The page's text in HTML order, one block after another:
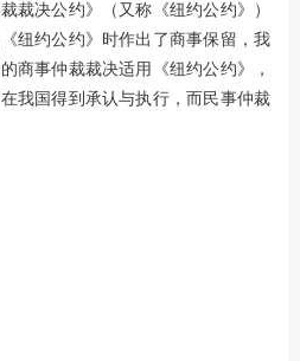
裁决公约》（又称《纽约公约》）
纽约公约》时作出了商事保留，我
商事仲裁裁决适用《纽约公约》，
我国得到承认与执行，而民事仲裁